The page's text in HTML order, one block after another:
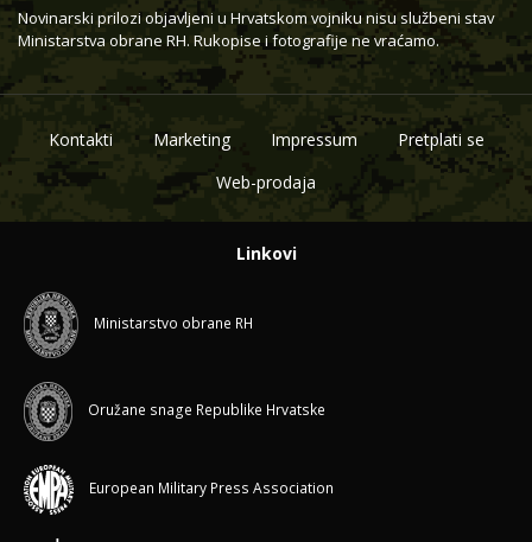
Novinarski prilozi objavljeni u Hrvatskom vojniku nisu službeni stav
Ministarstva obrane RH. Rukopise i fotografije ne vraćamo.
Kontakti Marketing Impressum
Pretplati se
Web-prodaja
Linkovi
Ministarstvo obrane RH
Oružane snage Republike Hrvatske
European Military Press Association